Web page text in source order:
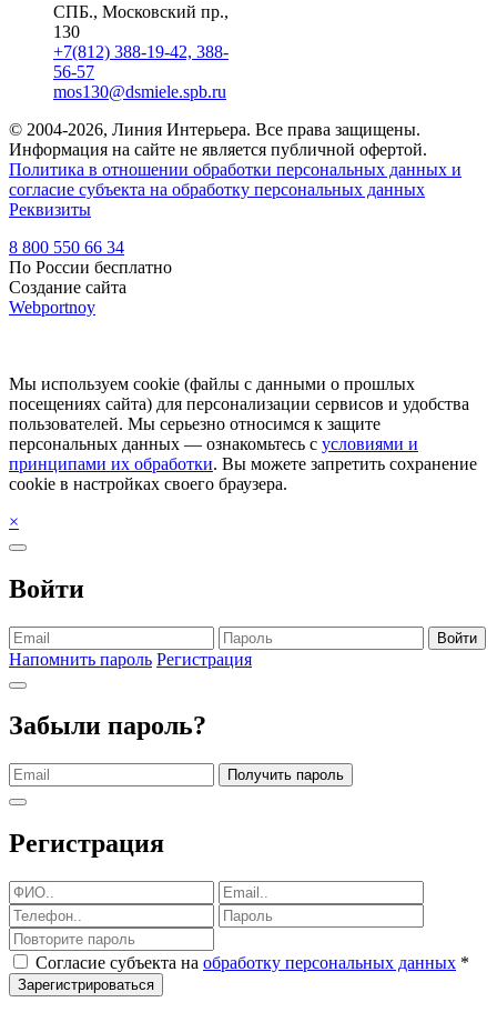
СПБ., Московский пр.,
130
+7(812) 388-19-42, 388-
56-57
mos130@dsmiele.spb.ru
© 2004-2026, Линия Интерьера. Все права защищены.
Информация на сайте не является публичной офертой.
Политика в отношении обработки персональных данных и
согласие субъекта на обработку персональных данных
Реквизиты
8 800 550 66 34
По России бесплатно
Создание сайта
Webportnoy
Мы используем cookie (файлы с данными о прошлых
посещениях сайта) для персонализации сервисов и удобства
пользователей. Мы серьезно относимся к защите
персональных данных — ознакомьтесь с условиями и
принципами их обработки. Вы можете запретить сохранение
cookie в настройках своего браузера.
×
Войти
Войти
Напомнить пароль Регистрация
Забыли пароль?
Получить пароль
Регистрация
Согласие субъекта на обработку персональных данных *
Зарегистрироваться